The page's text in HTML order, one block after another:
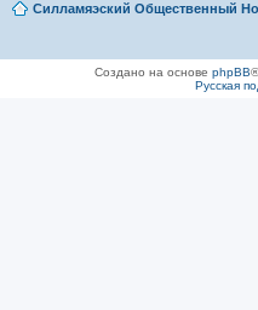
Силламяэский Общественный
Создано на основе phpBB
Русская